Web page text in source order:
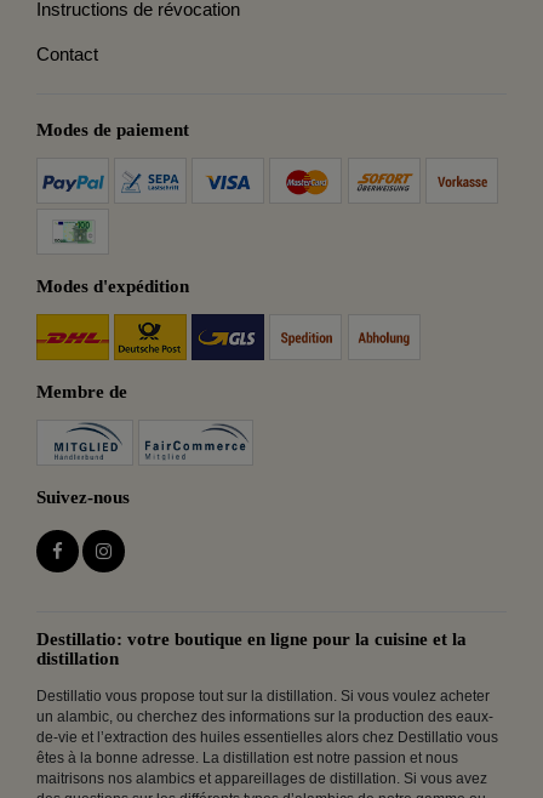
Instructions de révocation
Contact
Modes de paiement
Modes d'expédition
Membre de
Suivez-nous
Destillatio: votre boutique en ligne pour la cuisine et la
distillation
Destillatio vous propose tout sur la distillation. Si vous voulez acheter
un alambic, ou cherchez des informations sur la production des eaux-
de-vie et l’extraction des huiles essentielles alors chez Destillatio vous
êtes à la bonne adresse. La distillation est notre passion et nous
maitrisons nos alambics et appareillages de distillation. Si vous avez